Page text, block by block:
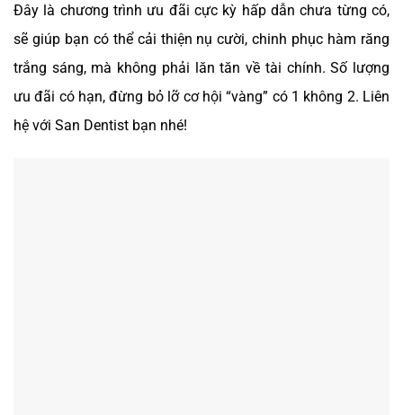
Đây là chương trình ưu đãi cực kỳ hấp dẫn chưa từng có,
sẽ giúp bạn có thể cải thiện nụ cười, chinh phục hàm răng
trắng sáng, mà không phải lăn tăn về tài chính.Số lượng
ưu đãi có hạn, đừng bỏ lỡ cơ hội “vàng” có 1 không 2. Liên
hệ với San Dentist bạn nhé!